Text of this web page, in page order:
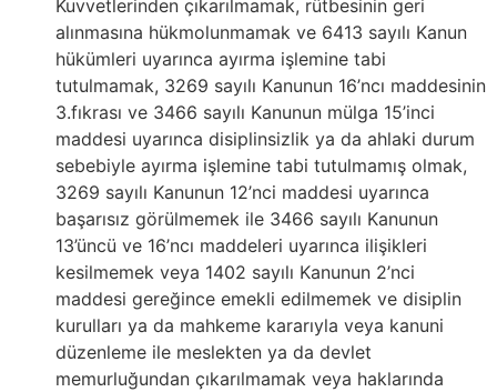
Kuvvetlerinden çıkarılmamak, rütbesinin geri
alınmasına hükmolunmamak ve 6413 sayılı Kanun
hükümleri uyarınca ayırma işlemine tabi
tutulmamak, 3269 sayılı Kanunun 16’ncı maddesinin
3.fıkrası ve 3466 sayılı Kanunun mülga 15’inci
maddesi uyarınca disiplinsizlik ya da ahlaki durum
sebebiyle ayırma işlemine tabi tutulmamış olmak,
3269 sayılı Kanunun 12’nci maddesi uyarınca
başarısız görülmemek ile 3466 sayılı Kanunun
13’üncü ve 16’ncı maddeleri uyarınca ilişikleri
kesilmemek veya 1402 sayılı Kanunun 2’nci
maddesi gereğince emekli edilmemek ve disiplin
kurulları ya da mahkeme kararıyla veya kanuni
düzenleme ile meslekten ya da devlet
memurluğundan çıkarılmamak veya haklarında